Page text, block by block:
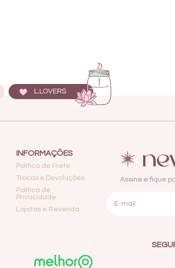
INFORMAÇÕES
Política de Frete
Trocas e Devoluções
Política de
Privacidade
Lojistas e Revenda
Assine e fique